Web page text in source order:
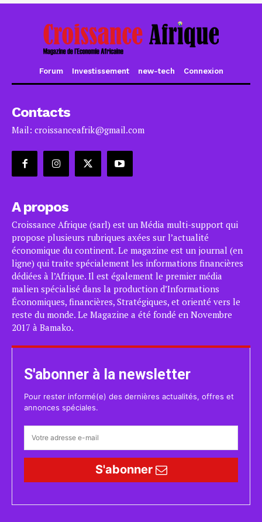
Forum Investissement new-tech Connexion
Contacts
Mail: croissanceafrik@gmail.com
A propos
Croissance Afrique (sarl) est un Média multi-support qui
propose plusieurs rubriques axées sur l’actualité
économique du continent. Le magazine est un journal (en
ligne) qui traite spécialement les informations financières
dédiées à l’Afrique. Il est également le premier média
malien spécialisé dans la production d’Informations
Économiques, financières, Stratégiques, et orienté vers le
reste du monde. Le Magazine a été fondé en Novembre
2017 à Bamako.
S'abonner à la newsletter
Pour rester informé(e) des dernières actualités, offres et
annonces spéciales.
S'abonner